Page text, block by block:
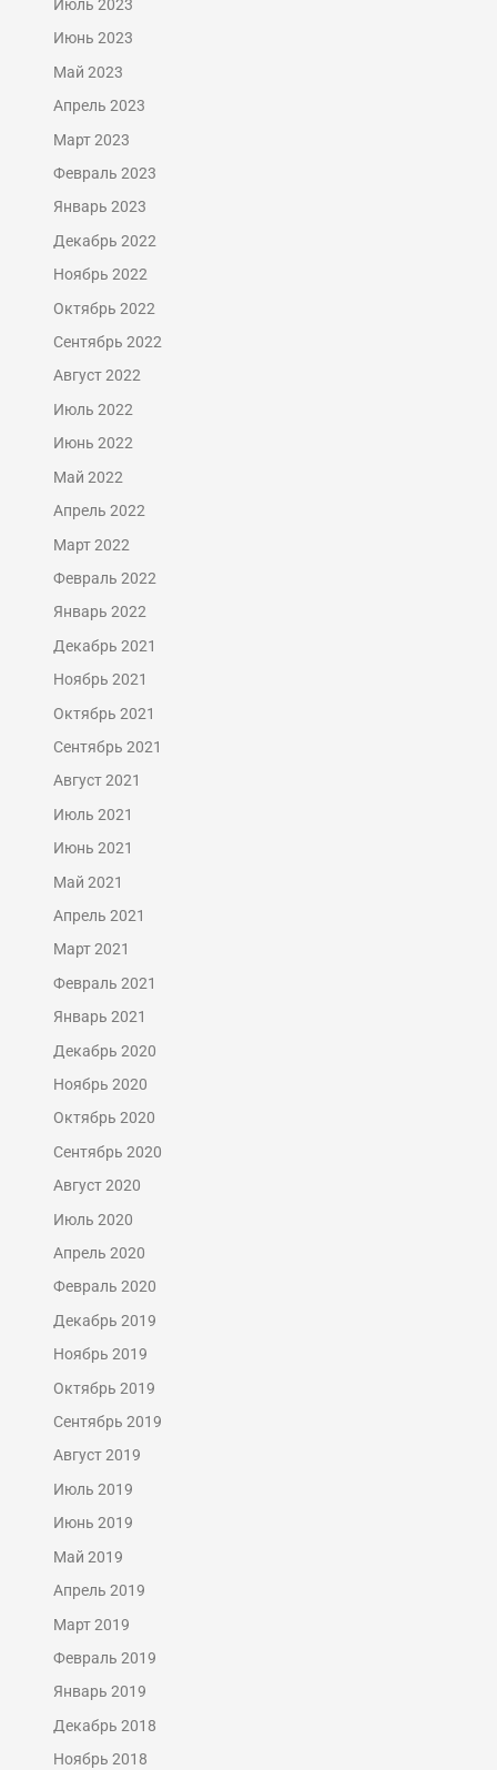
Июль 2023
Июнь 2023
Май 2023
Апрель 2023
Март 2023
Февраль 2023
Январь 2023
Декабрь 2022
Ноябрь 2022
Октябрь 2022
Сентябрь 2022
Август 2022
Июль 2022
Июнь 2022
Май 2022
Апрель 2022
Март 2022
Февраль 2022
Январь 2022
Декабрь 2021
Ноябрь 2021
Октябрь 2021
Сентябрь 2021
Август 2021
Июль 2021
Июнь 2021
Май 2021
Апрель 2021
Март 2021
Февраль 2021
Январь 2021
Декабрь 2020
Ноябрь 2020
Октябрь 2020
Сентябрь 2020
Август 2020
Июль 2020
Апрель 2020
Февраль 2020
Декабрь 2019
Ноябрь 2019
Октябрь 2019
Сентябрь 2019
Август 2019
Июль 2019
Июнь 2019
Май 2019
Апрель 2019
Март 2019
Февраль 2019
Январь 2019
Декабрь 2018
Ноябрь 2018